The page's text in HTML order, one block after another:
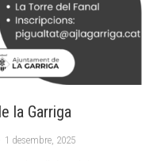
la Garriga
1 desembre, 2025